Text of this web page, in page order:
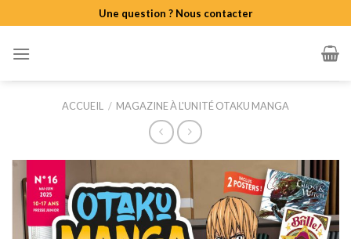
to
content
Une question ? Nous contacter
ACCUEIL / MAGAZINE À L'UNITÉ OTAKU MANGA